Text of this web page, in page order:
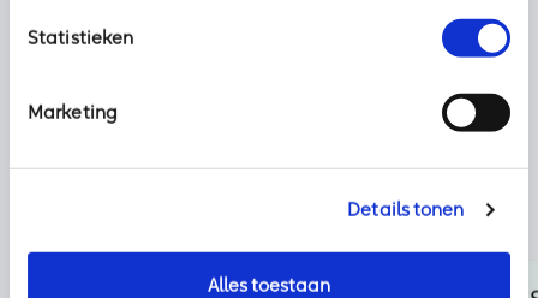
Statistieken
Marketing
Details tonen
Alles toestaan